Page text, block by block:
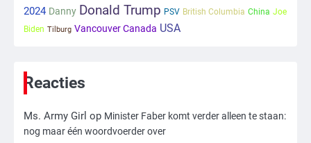
2
3
2024 Danny Donald Trump PSV British Columbia China Joe
Biden Tilburg Vancouver Canada USA
Reacties
Ms. Army Girl op Minister Faber komt verder alleen te staan:
nog maar één woordvoerder over